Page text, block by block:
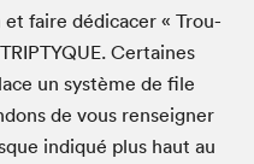
faire dédi­cac­er « Trou­
TRIP­TYQUE. Cer­taines
un sys­tème de file
de vous ren­seign­er
indiqué plus haut au